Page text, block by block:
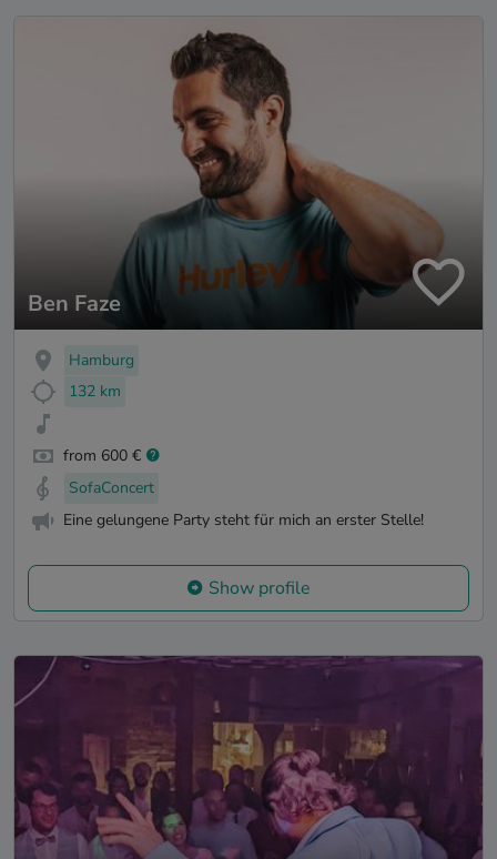
Ben Faze
Hamburg
132 km
from 600 €
SofaConcert
Eine gelungene Party steht für mich an erster Stelle!
Show profile